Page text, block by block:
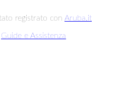
registrato con Aruba.it
Guide e Assistenza